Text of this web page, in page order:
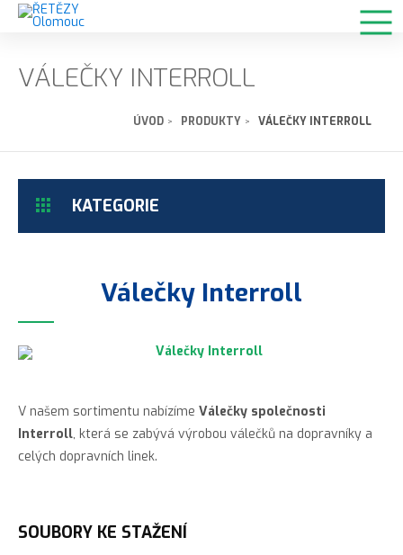
VÁLEČKY INTERROLL
ÚVOD PRODUKTY VÁLEČKY INTERROLL
KATEGORIE
Válečky Interroll
V našem sortimentu nabízíme Válečky společnosti
Interroll, která se zabývá výrobou válečků na dopravníky a
celých dopravních linek.
SOUBORY KE STAŽENÍ